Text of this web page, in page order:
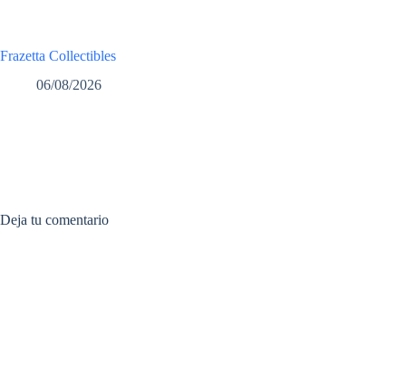
Frazetta Collectibles
06/08/2026
Deja tu comentario